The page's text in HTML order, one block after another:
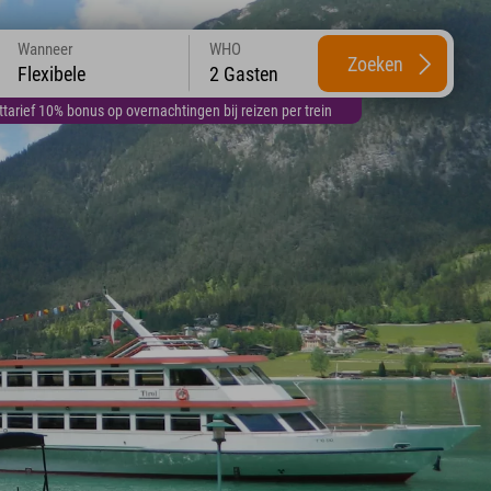
10% bonus op overnachtingen bij reizen per trein
Wanneer
Flexibele
WHO
2 Gasten Zoeken